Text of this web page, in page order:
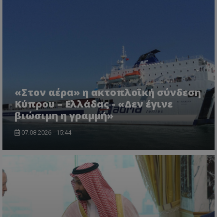
«Στον αέρα» η ακτοπλοϊκή σύνδεση
Κύπρου – Ελλάδας - «Δεν έγινε
βιώσιμη η γραμμή»
07.08.2026 - 15:44
usprivacy